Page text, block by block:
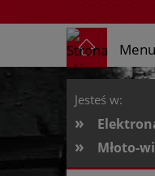
Menu
O nas
Jesteś w:
»
» Młoto-